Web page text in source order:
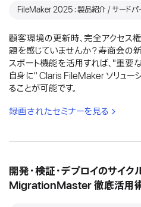
FileMaker 2025：製品紹介 / サードパ
顧客環境の更新時、完全アクセス
題を感じていませんか？寿商会
スポート機能を活用すれば、"重要
自身に" Claris FileMaker ソリュー
ることが可能です。
録画されたセミナーを見る
開発・検証・デプロイのサイ
MigrationMaster 徹底活用